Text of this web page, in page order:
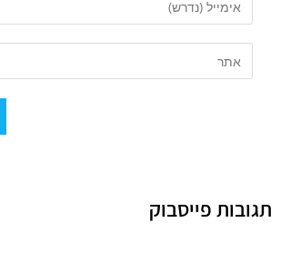
תגובות פייסבוק